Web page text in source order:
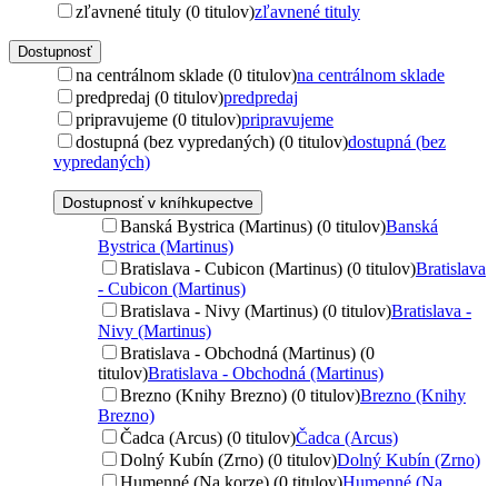
zľavnené tituly (0 titulov)zľavnené tituly
Dostupnosť
na centrálnom sklade (0 titulov)na centrálnom sklade
predpredaj (0 titulov)predpredaj
pripravujeme (0 titulov)pripravujeme
dostupná (bez vypredaných) (0 titulov)dostupná (bez
vypredaných)
Dostupnosť v kníhkupectve
Banská Bystrica (Martinus) (0 titulov)Banská
Bystrica (Martinus)
Bratislava - Cubicon (Martinus) (0 titulov)Bratislava
- Cubicon (Martinus)
Bratislava - Nivy (Martinus) (0 titulov)Bratislava -
Nivy (Martinus)
Bratislava - Obchodná (Martinus) (0
titulov)Bratislava - Obchodná (Martinus)
Brezno (Knihy Brezno) (0 titulov)Brezno (Knihy
Brezno)
Čadca (Arcus) (0 titulov)Čadca (Arcus)
Dolný Kubín (Zrno) (0 titulov)Dolný Kubín (Zrno)
Humenné (Na korze) (0 titulov)Humenné (Na